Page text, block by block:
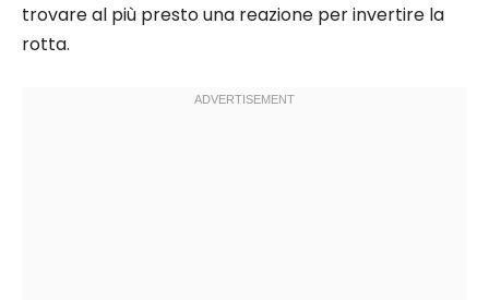
trovare al più presto una reazione per invertire la
rotta.